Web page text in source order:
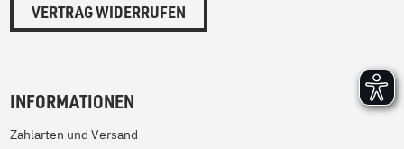
VERTRAG WIDERRUFEN
INFORMATIONEN
Zahlarten und Versand